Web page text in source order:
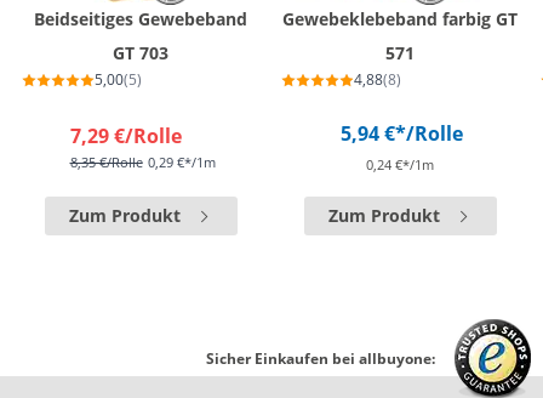
Beidseitiges Gewebeband
GT 703
5,00(5)
7,29 €/Rolle
8,35 €/Rolle 0,29 €*/1m
Zum Produkt
Gewebeklebeband farbig GT
571
4,88(8)
5,94 €*/Rolle
0,24 €*/1m
Zum Produkt
Sicher Einkaufen bei allbuyone: